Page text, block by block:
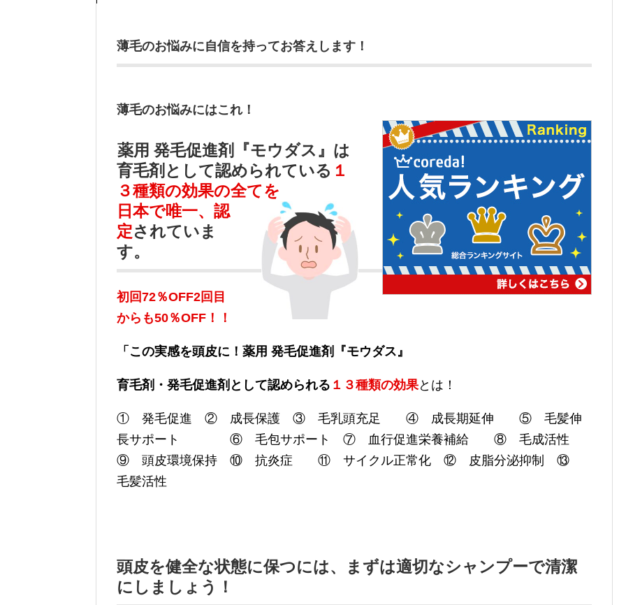
薄毛のお悩みに自信を持ってお答えします！
薄毛のお悩みにはこれ！
薬用 発毛促進剤『モウダス』は
育毛剤として認められている １
３種類の効果の全てを
日本で唯一、認
定されていま
す。
初回72％OFF2回目
からも50％OFF！！
「この実感を頭皮に！薬用 発毛促進剤『モウダス』
育毛剤・発毛促進剤として認められる １３種類の効果とは！
① 発毛促進 ② 成長保護 ③ 毛乳頭充足 ④ 成長期延伸 ⑤ 毛髪伸
長サポート ⑥ 毛包サポート ⑦ 血行促進栄養補給 ⑧ 毛成活性
⑨ 頭皮環境保持 ⑩ 抗炎症 ⑪ サイクル正常化 ⑫ 皮脂分泌抑制 ⑬
毛髪活性
頭皮を健全な状態に保つには、まずは適切なシャンプーで清潔
にしましょう！